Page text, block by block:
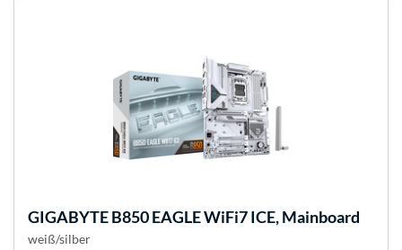
GIGABYTEB850 EAGLE WiFi7 ICE, Mainboard
weiß/silber